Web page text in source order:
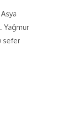
Yağmur
sefer